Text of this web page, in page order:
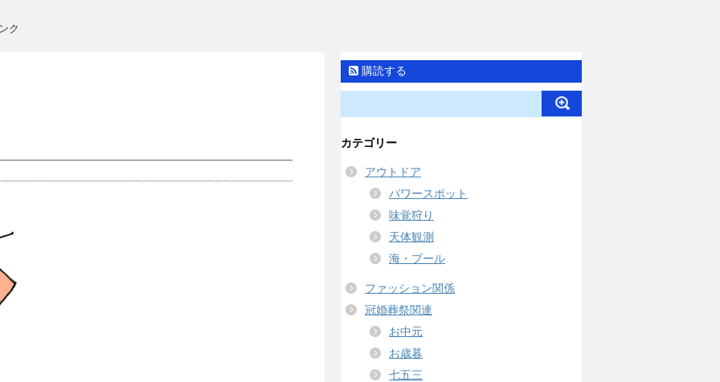
ク
購読する
カテゴリー
アウトドア
パワースポット
味覚狩り
天体観測
海・プール
ファッション関係
冠婚葬祭関連
お中元
お歳暮
七五三